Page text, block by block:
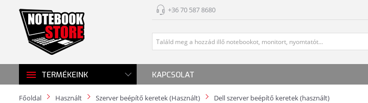
+36 70 587 8680
TERMÉKEINK KAPCSOLAT
Főoldal Használt Szerver beépítő keretek (Használt) Dell szerver beépítő keretek (használt)